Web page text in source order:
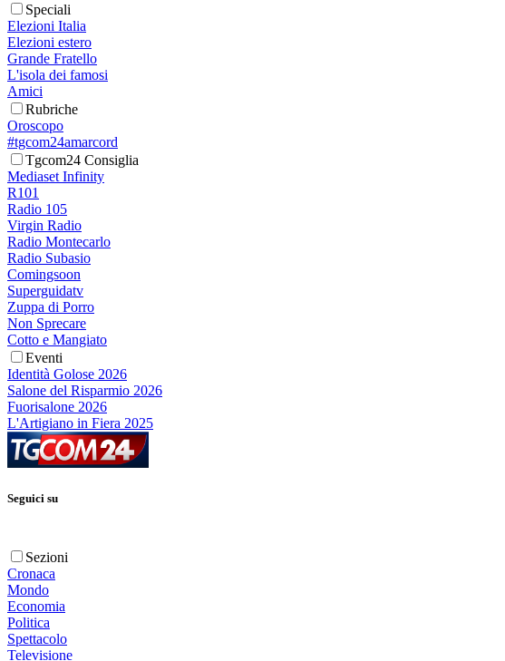
Speciali
Elezioni Italia
Elezioni estero
Grande Fratello
L'isola dei famosi
Amici
Rubriche
Oroscopo
#tgcom24amarcord
Tgcom24 Consiglia
Mediaset Infinity
R101
Radio 105
Virgin Radio
Radio Montecarlo
Radio Subasio
Comingsoon
Superguidatv
Zuppa di Porro
Non Sprecare
Cotto e Mangiato
Eventi
Identità Golose 2026
Salone del Risparmio 2026
Fuorisalone 2026
L'Artigiano in Fiera 2025
Seguici su
Sezioni
Cronaca
Mondo
Economia
Politica
Spettacolo
Televisione